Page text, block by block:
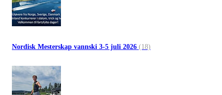
Nordisk Mesterskap vannski 3-5 juli 2026 (18)